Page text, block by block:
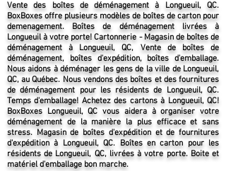
Vente des boîtes de déménagement à Longueuil, QC.
BoxBoxes offre plusieurs modèles de boîtes de carton pour
demenagement. Boîtes de déménagement livrées à
Longueuil à votre porte! Cartonnerie - Magasin de boîtes de
déménagement à Longueuil, QC, Vente de boîtes de
déménagement, boîtes d'expédition, boîtes d'emballage.
Nous aidons à déménager les gens de la ville de Longueuil,
QC, au Québec. Nous vendons des boîtes et des fournitures
de déménagement pour les résidents de Longueuil, QC.
Temps d'emballage! Achetez des cartons à Longueuil, QC!
BoxBoxes Longueuil, QC vous aidera à organiser votre
déménagement de la manière la plus efficace et sans
stress. Magasin de boîtes d'expédition et de fournitures
d'expédition à Longueuil, QC. Boîtes en carton pour les
résidents de Longueuil, QC, livrées à votre porte. Boite et
matériel d'emballage bon marche.